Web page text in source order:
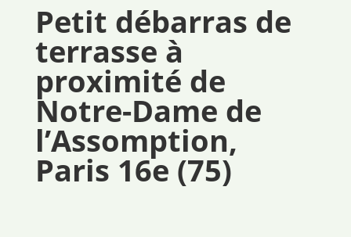
Petit débarras de
terrasse à
proximité de
Notre-Dame de
l’Assomption,
Paris 16e (75)